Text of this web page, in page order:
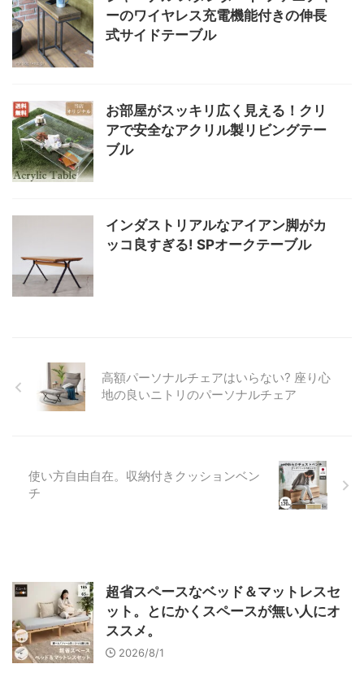
ーのワイヤレス充電機能付きの伸長
式サイドテーブル
お部屋がスッキリ広く見える！クリ
アで安全なアクリル製リビングテー
ブル
インダストリアルなアイアン脚がカ
ッコ良すぎる! SPオークテーブル
高額パーソナルチェアはいらない? 座り心
地の良いニトリのパーソナルチェア
使い方自由自在。収納付きクッションベン
チ
超省スペースなベッド＆マットレスセ
ット。とにかくスペースが無い人にオ
ススメ。
2026/8/1